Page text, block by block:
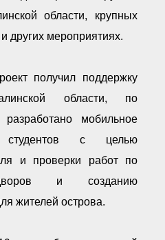
области, крупных
других мероприятиях.
получил поддержку
области, по
разработано мобильное
с целью
и проверки работ по
дворов и созданию
жителей острова.